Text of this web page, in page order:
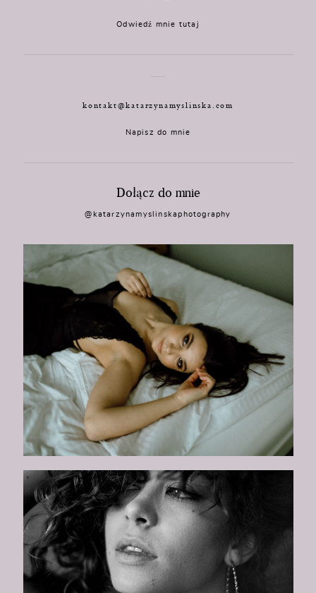
Odwiedź mnie tutaj
kontakt@katarzynamyslinska.com
Napisz do mnie
Dołącz do mnie
@katarzynamyslinskaphotography